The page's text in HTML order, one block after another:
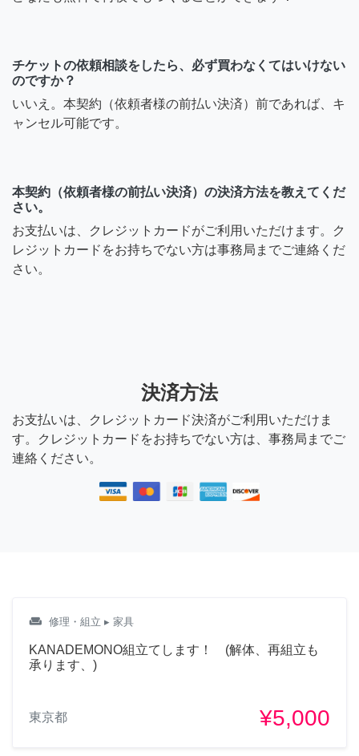
チケットの依頼相談をしたら、必ず買わなくてはいけない
のですか？
いいえ。本契約（依頼者様の前払い決済）前であれば、キ
ャンセル可能です。
本契約（依頼者様の前払い決済）の決済方法を教えてくだ
さい。
お支払いは、クレジットカードがご利用いただけます。ク
レジットカードをお持ちでない方は事務局までご連絡くだ
さい。
決済方法
お支払いは、クレジットカード決済がご利用いただけま
す。クレジットカードをお持ちでない方は、事務局までご
連絡ください。
weekend 修理・組立 ▸ 家具
KANADEMONO組立てします！ (解体、再組立も
承ります、)
東京都 ¥5,000